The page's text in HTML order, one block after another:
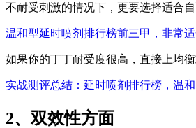
不耐受刺激的情况下，更要选择适合
温和型延时喷剂排行榜前三甲，非常适
如果你的丁丁耐受度很高，直接上均
实战测评总结：延时喷剂排行榜，温
2、双效性方面